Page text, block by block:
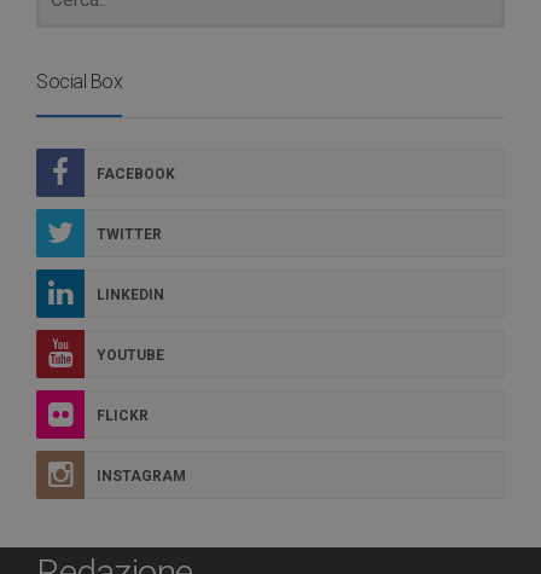
Social Box
FACEBOOK
TWITTER
LINKEDIN
YOUTUBE
FLICKR
INSTAGRAM